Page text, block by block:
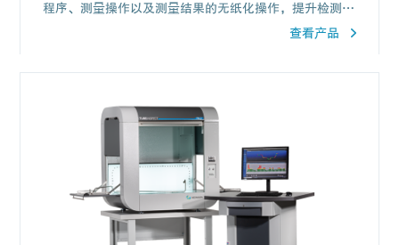
程序、测量操作以及测量结果的无纸化操作，提升检测效
查看产品